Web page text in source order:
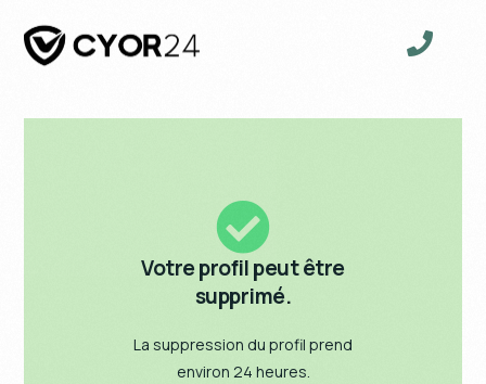
Votre profil peut être
supprimé.
La suppression du profil prend
environ 24 heures.